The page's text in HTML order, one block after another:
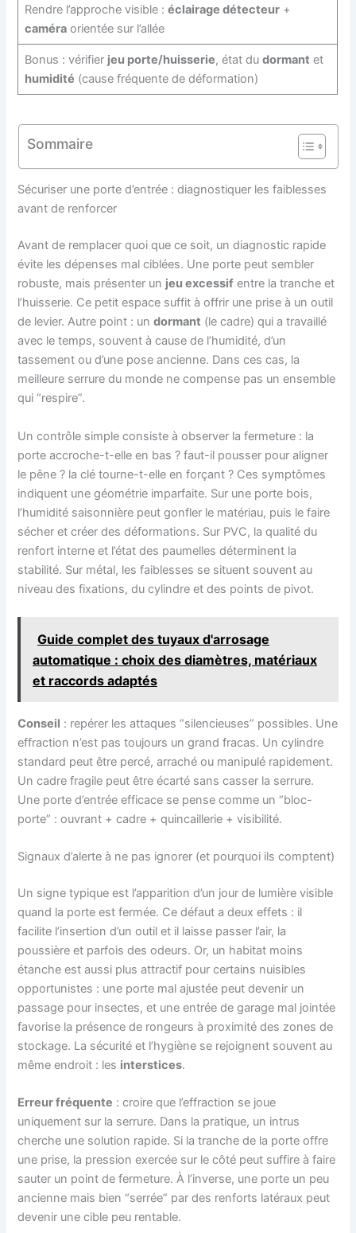
Rendre l’approche visible : éclairage détecteur+
caméraorientée sur l’allée
Bonus : vérifier jeu porte/huisserie, état du dormant et
humidité (cause fréquente de déformation)
Sommaire
Sécuriser une porte d’entrée : diagnostiquer les faiblesses
avant de renforcer
Avant de remplacer quoi que ce soit, un diagnostic rapide
évite les dépenses mal ciblées. Une porte peut sembler
robuste, mais présenter un jeu excessif entre la tranche et
l’huisserie. Ce petit espace suffit à offrir une prise à un outil
de levier. Autre point : undormant (le cadre) qui a travaillé
avec le temps, souvent à cause de l’humidité, d’un
tassement ou d’une pose ancienne. Dans ces cas, la
meilleure serrure du monde ne compense pas un ensemble
qui “respire”.
Un contrôle simple consiste à observer la fermeture : la
porte accroche-t-elle en bas ? faut-il pousser pour aligner
le pêne ? la clé tourne-t-elle en forçant ? Ces symptômes
indiquent une géométrie imparfaite. Sur une porte bois,
l’humidité saisonnière peut gonfler le matériau, puis le faire
sécher et créer des déformations. Sur PVC, la qualité du
renfort interne et l’état des paumelles déterminent la
stabilité. Sur métal, les faiblesses se situent souvent au
niveau des fixations, du cylindre et des points de pivot.
Guide complet des tuyaux d'arrosage
automatique : choix des diamètres, matériaux
et raccords adaptés
Conseil : repérer les attaques “silencieuses” possibles. Une
effraction n’est pas toujours un grand fracas. Un cylindre
standard peut être percé, arraché ou manipulé rapidement.
Un cadre fragile peut être écarté sans casser la serrure.
Une porte d’entrée efficace se pense comme un “bloc-
porte” : ouvrant + cadre + quincaillerie + visibilité.
Signaux d’alerte à ne pas ignorer (et pourquoi ils comptent)
Un signe typique est l’apparition d’un jour de lumière visible
quand la porte est fermée. Ce défaut a deux effets : il
facilite l’insertion d’un outil et il laisse passer l’air, la
poussière et parfois des odeurs. Or, un habitat moins
étanche est aussi plus attractif pour certains nuisibles
opportunistes : une porte mal ajustée peut devenir un
passage pour insectes, et une entrée de garage mal jointée
favorise la présence de rongeurs à proximité des zones de
stockage. La sécurité et l’hygiène se rejoignent souvent au
même endroit : les interstices.
Erreur fréquente : croire que l’effraction se joue
uniquement sur la serrure. Dans la pratique, un intrus
cherche une solution rapide. Si la tranche de la porte offre
une prise, la pression exercée sur le côté peut suffire à faire
sauter un point de fermeture. À l’inverse, une porte un peu
ancienne mais bien “serrée” par des renforts latéraux peut
devenir une cible peu rentable.